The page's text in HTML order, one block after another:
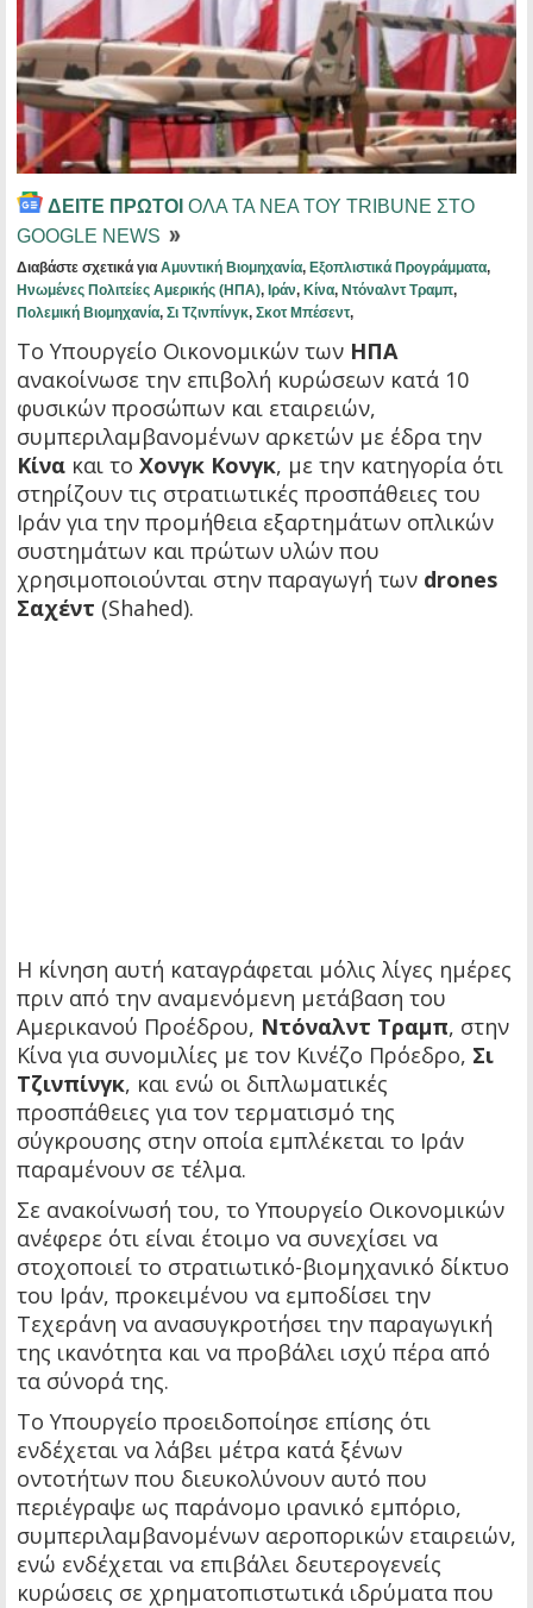
ΔΕΙΤΕ ΠΡΩΤΟΙ ΟΛΑ ΤΑ ΝΕΑ ΤΟΥ TRIBUNE ΣΤΟ
GOOGLE NEWS
Διαβάστε σχετικά για Αμυντική Βιομηχανία, Εξοπλιστικά Προγράμματα,
Ηνωμένες Πολιτείες Αμερικής (ΗΠΑ), Ιράν, Κίνα, Ντόναλντ Τραμπ,
Πολεμική Βιομηχανία, Σι Τζινπίνγκ, Σκοτ Μπέσεντ,
Το Υπουργείο Οικονομικών των ΗΠΑ
ανακοίνωσε την επιβολή κυρώσεων κατά 10
φυσικών προσώπων και εταιρειών,
συμπεριλαμβανομένων αρκετών με έδρα την
Κίνα και το Χονγκ Κονγκ, με την κατηγορία ότι
στηρίζουν τις στρατιωτικές προσπάθειες του
Ιράν για την προμήθεια εξαρτημάτων οπλικών
συστημάτων και πρώτων υλών που
χρησιμοποιούνται στην παραγωγή των drones
Σαχέντ (Shahed).
Η κίνηση αυτή καταγράφεται μόλις λίγες ημέρες
πριν από την αναμενόμενη μετάβαση του
Αμερικανού Προέδρου, Ντόναλντ Τραμπ, στην
Κίνα για συνομιλίες με τον Κινέζο Πρόεδρο, Σι
Τζινπίνγκ, και ενώ οι διπλωματικές
προσπάθειες για τον τερματισμό της
σύγκρουσης στην οποία εμπλέκεται το Ιράν
παραμένουν σε τέλμα.
Σε ανακοίνωσή του, το Υπουργείο Οικονομικών
ανέφερε ότι είναι έτοιμο να συνεχίσει να
στοχοποιεί το στρατιωτικό-βιομηχανικό δίκτυο
του Ιράν, προκειμένου να εμποδίσει την
Τεχεράνη να ανασυγκροτήσει την παραγωγική
της ικανότητα και να προβάλει ισχύ πέρα από
τα σύνορά της.
Το Υπουργείο προειδοποίησε επίσης ότι
ενδέχεται να λάβει μέτρα κατά ξένων
οντοτήτων που διευκολύνουν αυτό που
περιέγραψε ως παράνομο ιρανικό εμπόριο,
συμπεριλαμβανομένων αεροπορικών εταιρειών,
ενώ ενδέχεται να επιβάλει δευτερογενείς
κυρώσεις σε χρηματοπιστωτικά ιδρύματα που